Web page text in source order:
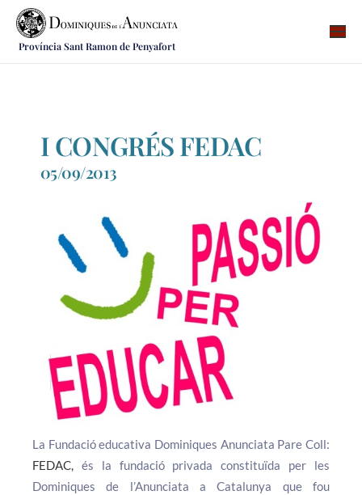
Província Sant Ramon de Penyafort
Qui som
Vocacions
Recursos
Contacte
I CONGRÉS FEDAC
05/09/2013
La Fundació educativa Dominiques Anunciata Pare Coll:
FEDAC, és la fundació privada constituïda per les
Dominiques de l’Anunciata a Catalunya que fou